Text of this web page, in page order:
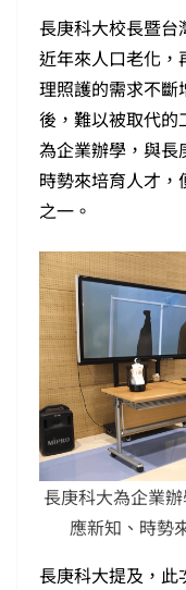
長庚科大校長暨台
近年來人口老化，
理照護的需求不斷
後，難以被取代的
為企業辦學，與長
時勢來培育人才
之一。
長庚科大為企業
應新知、時勢
長庚科大提及，此